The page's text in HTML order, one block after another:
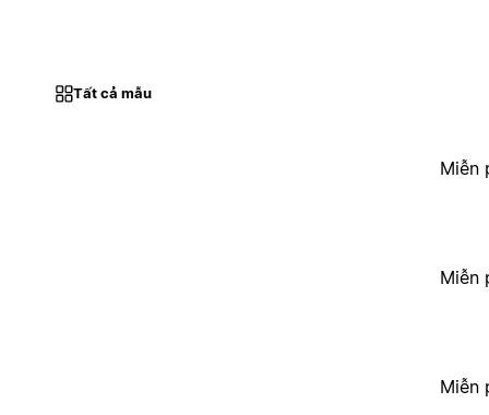
Tất cả mẫu
Miễn
Miễn
Miễn